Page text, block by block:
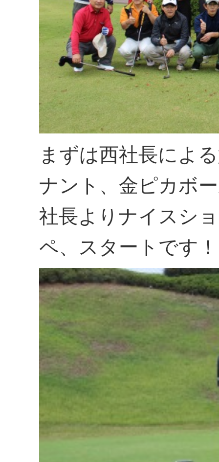
まずは西社長によ
ナント、金ピカボ
社長よりナイスシ
ペ、スタートです！